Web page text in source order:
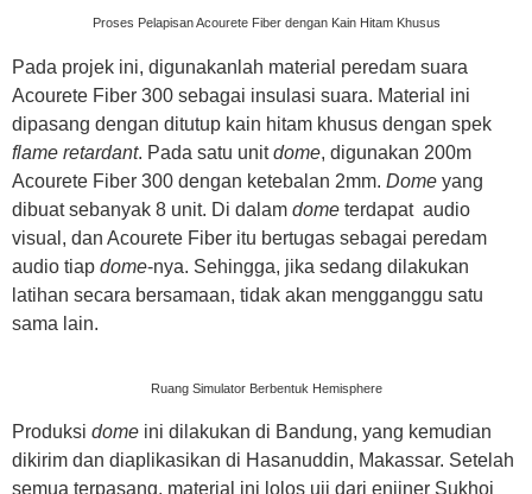
Proses Pelapisan Acourete Fiber dengan Kain Hitam Khusus
Pada projek ini, digunakanlah material peredam suara
Acourete Fiber 300 sebagai insulasi suara. Material ini
dipasang dengan ditutup kain hitam khusus dengan spek
flame retardant. Pada satu unitdome, digunakan 200m
Acourete Fiber 300 dengan ketebalan 2mm. Dome yang
dibuat sebanyak 8 unit. Di dalam dome terdapat audio
visual, dan Acourete Fiber itu bertugas sebagai peredam
audio tiap dome-nya. Sehingga, jika sedang dilakukan
latihan secara bersamaan, tidak akan mengganggu satu
sama lain.
Ruang Simulator Berbentuk Hemisphere
Produksi dome ini dilakukan di Bandung, yang kemudian
dikirim dan diaplikasikan di Hasanuddin, Makassar. Setelah
semua terpasang, material ini lolos uji dari enjiner Sukhoi